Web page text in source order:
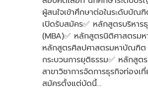
ผู้สนใจเข้าศึกษาต่อในระดับบั
เปิดรับสมัคร✅ หลักสูตรบริหา
(MBA)✅ หลักสูตรนิติศาสตรม
หลักสูตรศิลปศาสตรมหาบัณฑิต
กระบวนการยุติธรรม✅ หลักสู
สาขาวิชาการจัดการธุรกิจท่องเ
สมัครตั้งแต่บัดนี้…